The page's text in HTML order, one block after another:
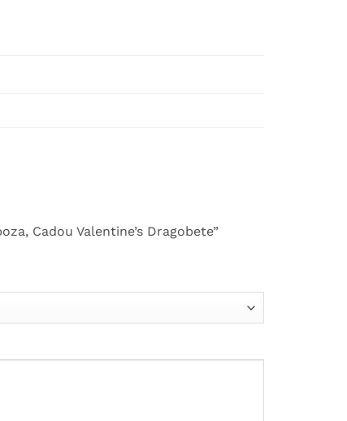
Cadou Valentine’s Dragobete”